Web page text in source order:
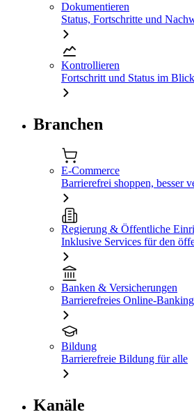
Dokumentieren
Status, Fortschritte und
Kontrollieren
Fortschritt und Status im
Branchen
E-Commerce
Barrierefrei shoppen, besser
Regierung & Öffentliche
Inklusive Services für den
Banken & Versicherungen
Barrierefreies Online-Banking
Bildung
Barrierefreie Bildung für alle
Kanäle